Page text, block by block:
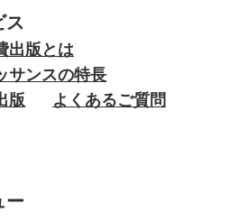
ス
出版とは
サンスの特長
版
よくあるご質問
ー